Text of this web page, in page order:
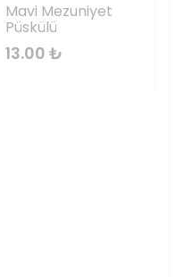
Mavi Mezuniyet
Püskülü
13.00 ₺